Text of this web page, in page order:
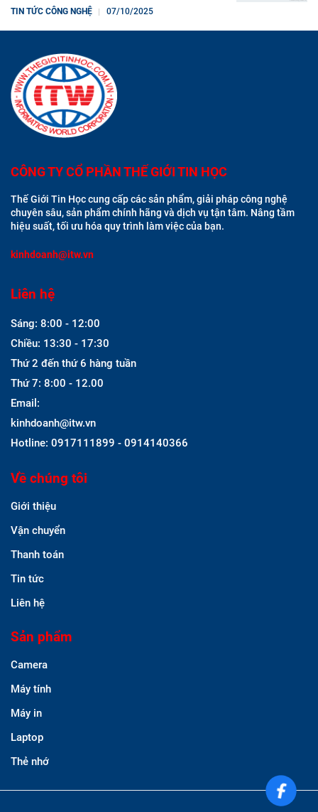
TIN TỨC CÔNG NGHỆ 07/10/2025
CÔNG TY CỔ PHẦN THẾ GIỚI TIN HỌC
Thế Giới Tin Học cung cấp các sản phẩm, giải pháp công nghệ
chuyên sâu, sản phẩm chính hãng và dịch vụ tận tâm. Nâng tầm
hiệu suất, tối ưu hóa quy trình làm việc của bạn.
kinhdoanh@itw.vn
Liên hệ
Sáng: 8:00 - 12:00
Chiều: 13:30 - 17:30
Thứ 2 đến thứ 6 hàng tuần
Thứ 7: 8:00 - 12.00
Email:
kinhdoanh@itw.vn
Hotline: 0917111899 - 0914140366
Về chúng tôi
Giới thiệu
Vận chuyển
Thanh toán
Tin tức
Liên hệ
Sản phẩm
Camera
Máy tính
Máy in
Laptop
Thẻ nhớ